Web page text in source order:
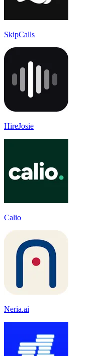
SkipCalls
HireJosie
Calio
Neria.ai